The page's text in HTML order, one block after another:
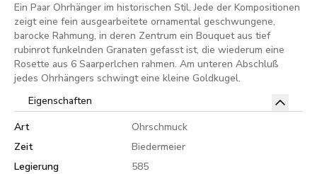
Ein Paar Ohrhänger im historischen Stil. Jede der Kompositionen
zeigt eine fein ausgearbeitete ornamental geschwungene,
barocke Rahmung, in deren Zentrum ein Bouquet aus tief
rubinrot funkelnden Granaten gefasst ist, die wiederum eine
Rosette aus 6 Saarperlchen rahmen. Am unteren Abschluß
jedes Ohrhängers schwingt eine kleine Goldkugel.
Eigenschaften
Art
Ohrschmuck
Zeit
Biedermeier
Legierung
585